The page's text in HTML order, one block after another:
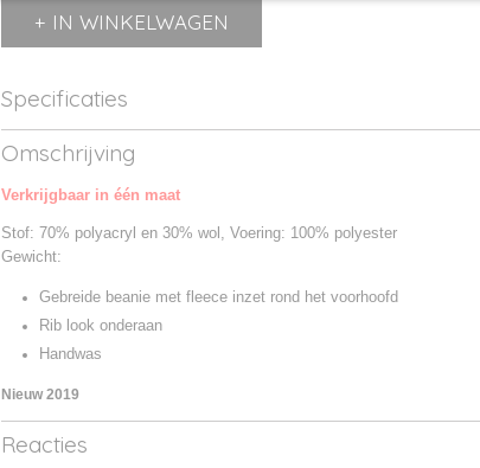
IN WINKELWAGEN
Specificaties
Productcode
Productcode leverancier
Omschrijving
Verkrijgbaar in één maat
Stof: 70% polyacryl en 30% wol, Voering: 100% polyester
Gewicht:
Gebreide beanie met fleece inzet rond het voorhoofd
Rib look onderaan
Handwas
Nieuw 2019
Reacties